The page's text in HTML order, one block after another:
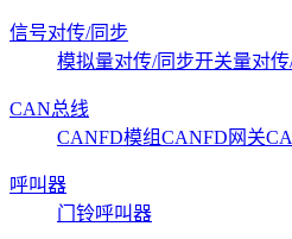
信号对传/同步
模拟量对传/同步开关量对
CAN总线
CANFD模组CANFD网关
呼叫器
门铃呼叫器